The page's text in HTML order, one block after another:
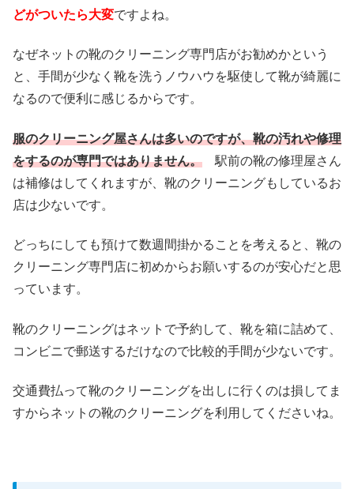
どがついたら大変ですよね。
なぜネットの靴のクリーニング専門店がお勧めかという
と、手間が少なく靴を洗うノウハウを駆使して靴が綺麗に
なるので便利に感じるからです。
服のクリーニング屋さんは多いのですが、靴の汚れや修理
をするのが専門ではありません。 駅前の靴の修理屋さん
は補修はしてくれますが、靴のクリーニングもしているお
店は少ないです。
どっちにしても預けて数週間掛かることを考えると、靴の
クリーニング専門店に初めからお願いするのが安心だと思
っています。
靴のクリーニングはネットで予約して、靴を箱に詰めて、
コンビニで郵送するだけなので比較的手間が少ないです。
交通費払って靴のクリーニングを出しに行くのは損してま
すからネットの靴のクリーニングを利用してくださいね。